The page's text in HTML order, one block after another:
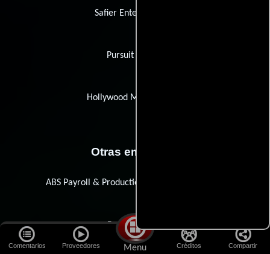
Comentarios Proveedores Menu Créditos Compartir
Safier Entertainment
Pursuit Europe
Hollywood Media Bridge
Otras empresas
ABS Payroll & Production Accounting Services
Barrow Group